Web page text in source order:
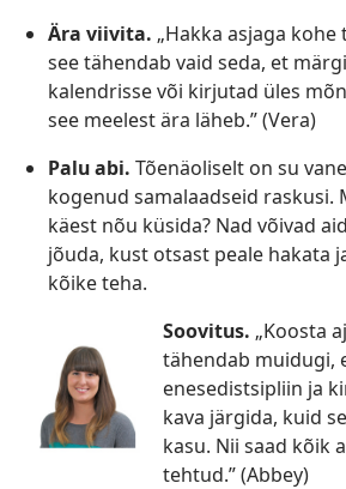
Ära viivita. „Hakka asjaga
see tähendab vaid seda, et
kalendrisse või kirjutad üles
see meelest ära läheb.” (Vera)
Palu abi. Tõenäoliselt on su
kogenud samalaadseid raskusi.
käest nõu küsida? Nad võivad
jõuda, kust otsast peale hakata
kõike teha.
Soovitus. „Koosta
tähendab muidugi,
enesedistsipliin ja
kava järgida, kuid
kasu. Nii saad kõik
tehtud.” (Abbey)